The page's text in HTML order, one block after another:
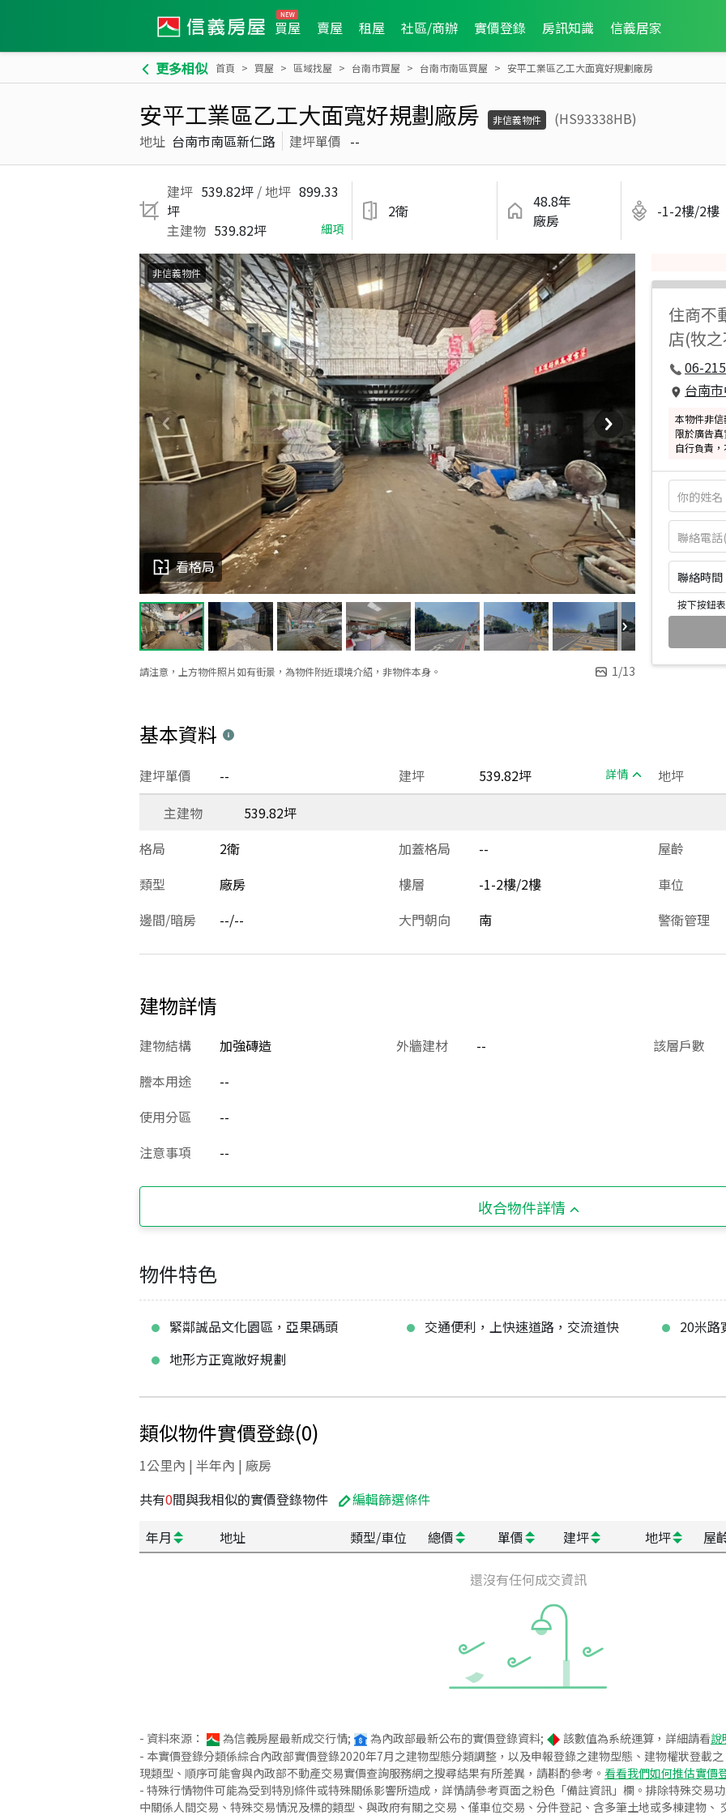
買屋 賣屋 租屋 社區/商辦 實價登錄 房訊知識 信義居家
更多相似 首頁 買屋 區域找屋 台南市買屋 台南市南區買屋 安平工業區乙工大面寬好規劃廠房
安平工業區乙工大面寬好規劃廠房 非信義物件
(HS93338HB)
地址 台南市南區新仁路 建坪單價 --
建坪 539.82坪 / 地坪 899.33
坪
主建物 539.82坪 細項
2衛
48.8年
廠房
-1-2樓/2樓
請注意，上方物件照片如有街景，為物件附近環境介紹，非物件本身。 1/13
看格局
非信義物件
住商不
店(牧
06-
台南
本物件非
限於廣告
自行負責
聯絡時
按下按鈕
基本資料
建坪 539.82坪 詳情
建坪單價 -- 地坪
主建物
539.82坪
格局
2衛 加蓋格局 -- 屋齡
類型
廠房 樓層 -1-2樓/2樓 車位
邊間/暗房
--/-- 大門朝向 南 警衛管理
建物詳情
建物結構 加強磚造 外牆建材 -- 該層戶數
謄本用途
--
使用分區
--
注意事項
--
收合物件詳情
物件特色
緊鄰誠品文化園區，亞果碼頭 交通便利，上快速道路，交流道快
20米路
地形方正寬敞好規劃
類似物件實價登錄(0)
1公里內 | 半年內 | 廠房
共有0間與我相似的實價登錄物件 編輯篩選條件
年月
地址 類型/車位 總價 單價 建坪 地坪 屋
還沒有任何成交資訊
- 資料來源： 為信義房屋最新成交行情; 為內政部最新公布的實價登錄資料; 該數值為系統運算，詳細請看說
- 本實價登錄分類係綜合內政部實價登錄2020年7月之建物型態分類調整，以及申報登錄之建物型態、建物權狀登載
現類型、順序可能會與內政部不動產交易實價查詢服務網之搜尋結果有所差異，請斟酌參考。 看看我們如何推估實價
- 特殊行情物件可能為受到特別條件或特殊關係影響所造成，詳情請參考頁面之粉色「備註資訊」欄。排除特殊交易
中關係人間交易、特殊交易情況及標的類型、與政府有關之交易、僅車位交易、分件登記、含多筆土地或多棟建物、